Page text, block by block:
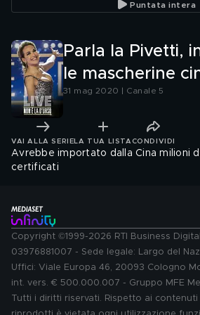
Puntata intera
Parla la Pivetti,
le mascherine
31 mag 2020 | Canale 5
VAI ALLA SERIE LA TUA LISTA CONDIVIDI
Avrebbe importato dalla Cina milioni
certificati
Copyright ©1999-2026 RTI Business Digital
03976881007 - Sede legale: Largo del
Uffici: Viale Europa 46, 20093 Cologno
int. vers. € 500.000.007 - Gruppo MFE
Tutti i diritti riservati. Rispetto ai